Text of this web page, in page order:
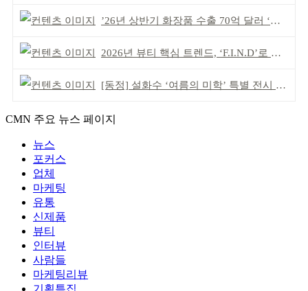
’26년 상반기 화장품 수출 70억 달러 ‘역대 최고’
2026년 뷰티 핵심 트렌드, ‘F.I.N.D’로 읽는다
[동정] 설화수 ‘여름의 미학’ 특별 전시 개최
CMN 주요 뉴스 페이지
뉴스
포커스
업체
마케팅
유통
신제품
뷰티
인터뷰
사람들
마케팅리뷰
기획특집